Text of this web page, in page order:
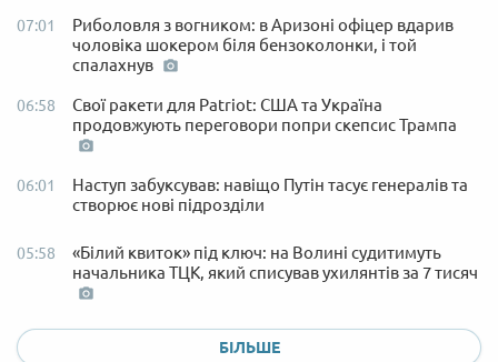
07:01
Риболовля з вогником: в Аризоні офіцер вдарив
чоловіка шокером біля бензоколонки, і той
спалахнув
06:58
Свої ракети для Patriot: США та Україна
продовжують переговори попри скепсис Трампа
06:01
Наступ забуксував: навіщо Путін тасує генералів та
створює нові підрозділи
05:58
«Білий квиток» під ключ: на Волині судитимуть
начальника ТЦК, який списував ухилянтів за 7 тисяч
БІЛЬШЕ